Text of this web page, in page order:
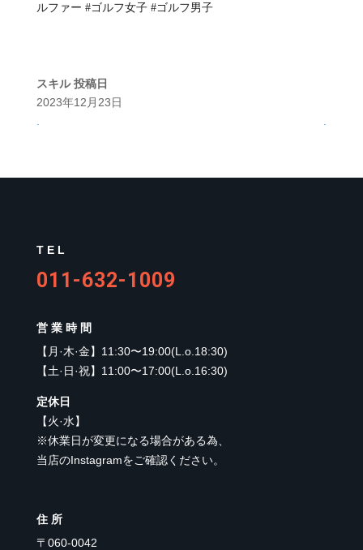
ルファー #ゴルフ女子 #ゴルフ男子
スキル 投稿日
2023年12月23日
TEL
011-632-1009
営業時間
【 月·木·金】 11:30〜19:00(L.o.18:30)
【土·日·祝】 11:00〜17:00(L.o.16:30)
定休日
【火·水】
※休業日が変更になる場合がある為、
当店のInstagramをご確認ください。
住所
〒060-0042